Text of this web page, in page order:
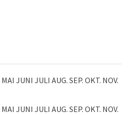
MAI JUNI JULI AUG. SEP. OKT. NOV.
MAI JUNI JULI AUG. SEP. OKT. NOV.